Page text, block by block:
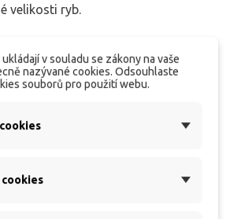
velikosti ryb.
v souladu se zákony na vaše
nazývané cookies. Odsouhlaste
souborů pro použití webu.